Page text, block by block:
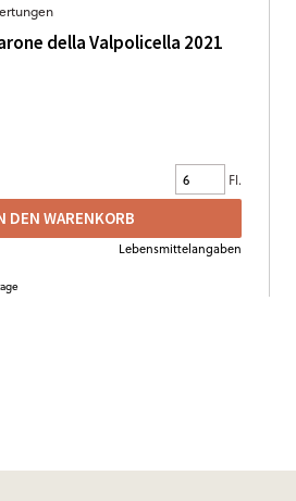
della Valpolicella 2021
Fl.
DEN WARENKORB
Lebensmittelangaben